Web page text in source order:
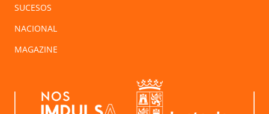
SUCESOS
NACIONAL
MAGAZINE